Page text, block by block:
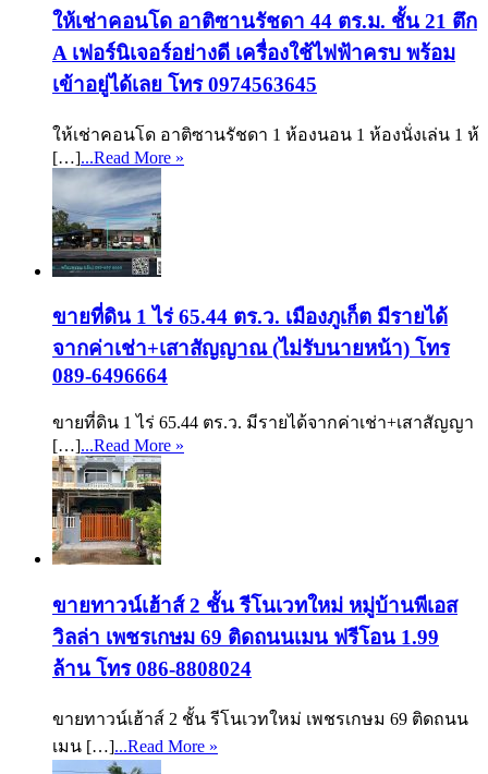
ให้เช่าคอนโด อาติซานรัชดา 44 ตร.ม. ชั้น 21 ตึก
A เฟอร์นิเจอร์อย่างดี เครื่องใช้ไฟฟ้าครบ พร้อม
เข้าอยู่ได้เลย โทร 0974563645
ให้เช่าคอนโด อาติซานรัชดา 1 ห้องนอน 1 ห้องนั่งเล่น 1 ห้
[…]...Read More »
ขายที่ดิน 1 ไร่ 65.44 ตร.ว. เมืองภูเก็ต มีรายได้
จากค่าเช่า+เสาสัญญาณ (ไม่รับนายหน้า) โทร
089-6496664
ขายที่ดิน 1 ไร่ 65.44 ตร.ว. มีรายได้จากค่าเช่า+เสาสัญญา
[…]...Read More »
ขายทาวน์เฮ้าส์ 2 ชั้น รีโนเวทใหม่ หมู่บ้านพีเอส
วิลล่า เพชรเกษม 69 ติดถนนเมน ฟรีโอน 1.99
ล้าน โทร 086-8808024
ขายทาวน์เฮ้าส์ 2 ชั้น รีโนเวทใหม่ เพชรเกษม 69 ติดถนน
เมน […]...Read More »